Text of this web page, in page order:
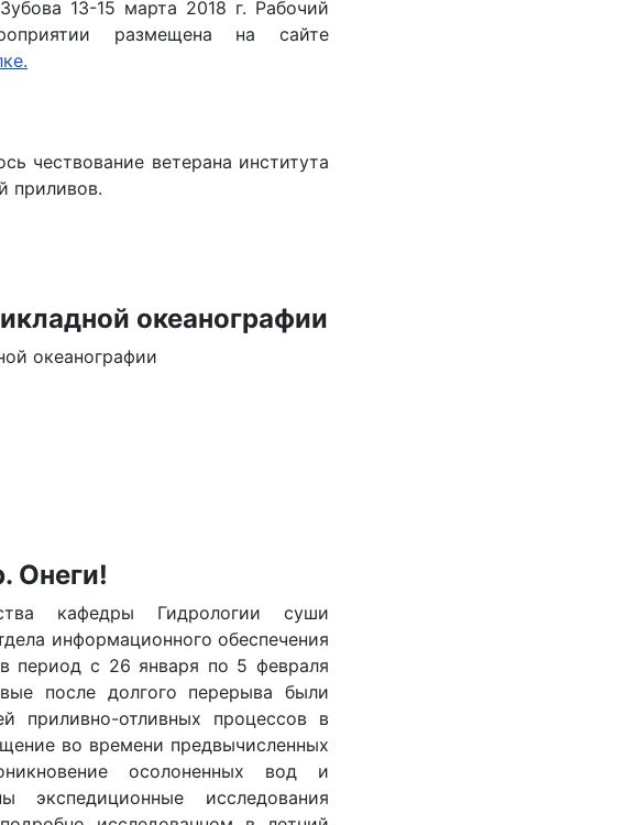
13-15 марта 2018 г. Рабочий
размещена на сайте
чествование ветерана института
приливов.
океанографии
океанографии
Онеги!
кафедры Гидрологии суши
информационного обеспечения
период с 26 января по 5 февраля
после долгого перерыва были
приливно-отливных процессов в
во времени предвычисленных
осолоненных вод и
экспедиционные исследования